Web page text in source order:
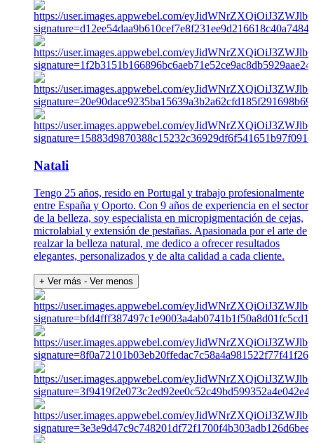
Natali
Tengo 25 años, resido en Portugal y trabajo profesionalmente
entre España y Oporto. Con 9 años de experiencia en el sector
de la belleza, soy especialista en micropigmentación de cejas,
microlabial y extensión de pestañas. Apasionada por el arte de
realzar la belleza natural, me dedico a ofrecer resultados
elegantes, personalizados y de alta calidad a cada cliente.
+ Ver más - Ver menos